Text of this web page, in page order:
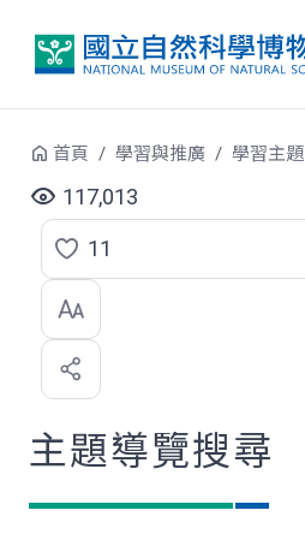
首頁 學習與推廣 學習主題
117,013
點
選
喜
歡
11
主題導覽搜尋